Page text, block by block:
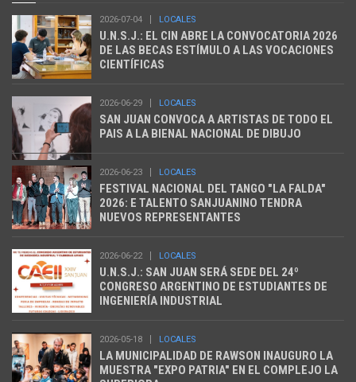
2026-07-04 LOCALES
U.N.S.J.: EL CIN ABRE LA CONVOCATORIA 2026
DE LAS BECAS ESTÍMULO A LAS VOCACIONES
CIENTÍFICAS
2026-06-29 LOCALES
SAN JUAN CONVOCA A ARTISTAS DE TODO EL
PAIS A LA BIENAL NACIONAL DE DIBUJO
2026-06-23 LOCALES
FESTIVAL NACIONAL DEL TANGO "LA FALDA"
2026: E TALENTO SANJUANINO TENDRA
NUEVOS REPRESENTANTES
2026-06-22 LOCALES
U.N.S.J.: SAN JUAN SERÁ SEDE DEL 24º
CONGRESO ARGENTINO DE ESTUDIANTES DE
INGENIERÍA INDUSTRIAL
2026-05-18 LOCALES
LA MUNICIPALIDAD DE RAWSON INAUGURO LA
MUESTRA "EXPO PATRIA" EN EL COMPLEJO LA